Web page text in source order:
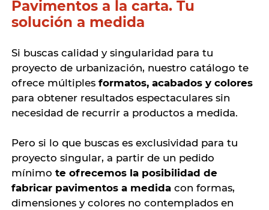
Pavimentos a la carta. Tu
solución a medida
Si buscas calidad y singularidad para tu
proyecto de urbanización, nuestro catálogo te
ofrece múltiples formatos, acabados y colores
para obtener resultados espectaculares sin
necesidad de recurrir a productos a medida.
Pero si lo que buscas es exclusividad para tu
proyecto singular, a partir de un pedido
mínimo te ofrecemos la posibilidad de
fabricar pavimentos a medidacon formas,
dimensiones y colores no contemplados en